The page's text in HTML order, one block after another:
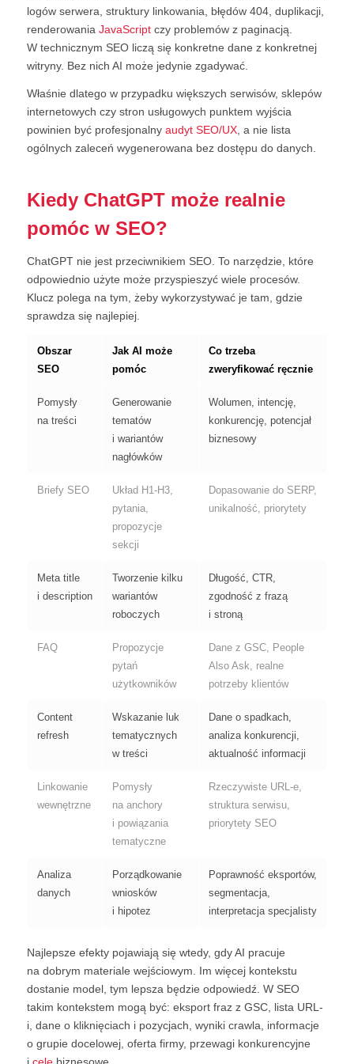
logów serwera, struktury linkowania, błędów 404, duplikacji,
renderowania JavaScriptczy problemów z paginacją.
W technicznym SEO liczą się konkretne dane z konkretnej
witryny. Bez nich AI może jedynie zgadywać.
Właśnie dlatego w przypadku większych serwisów, sklepów
internetowych czy stron usługowych punktem wyjścia
powinien być profesjonalny audyt SEO/UX, a nie lista
ogólnych zaleceń wygenerowana bez dostępu do danych.
Kiedy ChatGPT może realnie
pomóc w SEO?
ChatGPT nie jest przeciwnikiem SEO. To narzędzie, które
odpowiednio użyte może przyspieszyć wiele procesów.
Klucz polega na tym, żeby wykorzystywać je tam, gdzie
sprawdza się najlepiej.
Obszar
SEO
Jak AI może
pomóc
Co trzeba
zweryfikować ręcznie
Pomysły
na treści
Generowanie
tematów
i wariantów
nagłówków
Wolumen, intencję,
konkurencję, potencjał
biznesowy
Briefy SEO
Układ H1-H3,
pytania,
propozycje
sekcji
Dopasowanie do SERP,
unikalność, priorytety
Meta title
i description
Tworzenie kilku
wariantów
roboczych
Długość, CTR,
zgodność z frazą
i stroną
FAQ
Propozycje
pytań
użytkowników
Dane z GSC, People
Also Ask, realne
potrzeby klientów
Content
refresh
Wskazanie luk
tematycznych
w treści
Dane o spadkach,
analiza konkurencji,
aktualność informacji
Linkowanie
wewnętrzne
Pomysły
na anchory
i powiązania
tematyczne
Rzeczywiste URL-e,
struktura serwisu,
priorytety SEO
Analiza
danych
Porządkowanie
wniosków
i hipotez
Poprawność eksportów,
segmentacja,
interpretacja specjalisty
Najlepsze efekty pojawiają się wtedy, gdy AI pracuje
na dobrym materiale wejściowym. Im więcej kontekstu
dostanie model, tym lepsza będzie odpowiedź. W SEO
takim kontekstem mogą być: eksport fraz z GSC, lista URL-
i, dane o kliknięciach i pozycjach, wyniki crawla, informacje
o grupie docelowej, oferta firmy, przewagi konkurencyjne